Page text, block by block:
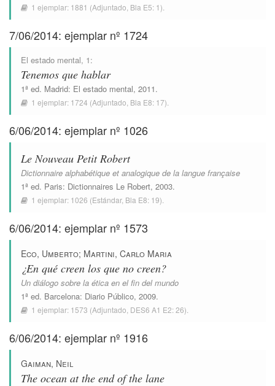
1 ejemplar: 1881 (Adjuntado, Bla E5: 1).
7/06/2014: ejemplar nº 1724
El estado mental, 1:
Tenemos que hablar
1ª ed. Madrid: El estado mental, 2011.
1 ejemplar: 1724 (Adjuntado, Bla E8: 17).
6/06/2014: ejemplar nº 1026
Le Nouveau Petit Robert
Dictionnaire alphabétique et analogique de la langue française
1ª ed. Paris: Dictionnaires Le Robert, 2003.
1 ejemplar: 1026 (Estándar, Bla E8: 19).
6/06/2014: ejemplar nº 1573
Eco, Umberto; Martini, Carlo Maria
¿En qué creen los que no creen?
Un diálogo sobre la ética en el fin del mundo
1ª ed. Barcelona: Diario Público, 2009.
1 ejemplar: 1573 (Adjuntado, DES6 A1 E2: 26).
6/06/2014: ejemplar nº 1916
Gaiman, Neil
The ocean at the end of the lane